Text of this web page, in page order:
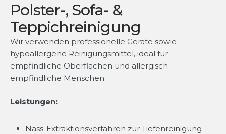
Polster-, Sofa- &
Teppichreinigung
Wir verwenden professionelle Geräte sowie
hypoallergene Reinigungsmittel, ideal für
empfindliche Oberflächen und allergisch
empfindliche Menschen.
Leistungen:
Nass-Extraktionsverfahren zur Tiefenreinigung